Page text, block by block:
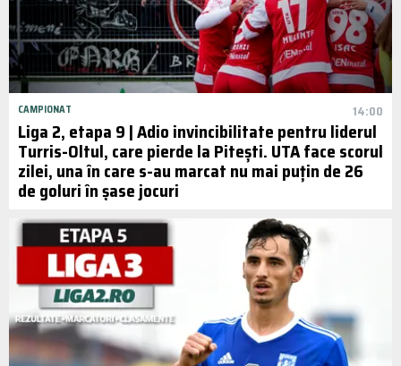
CAMPIONAT 14:00
Liga 2, etapa 9 | Adio invincibilitate pentru liderul
Turris-Oltul, care pierde la Pitești. UTA face scorul
zilei, una în care s-au marcat nu mai puțin de 26
de goluri în șase jocuri